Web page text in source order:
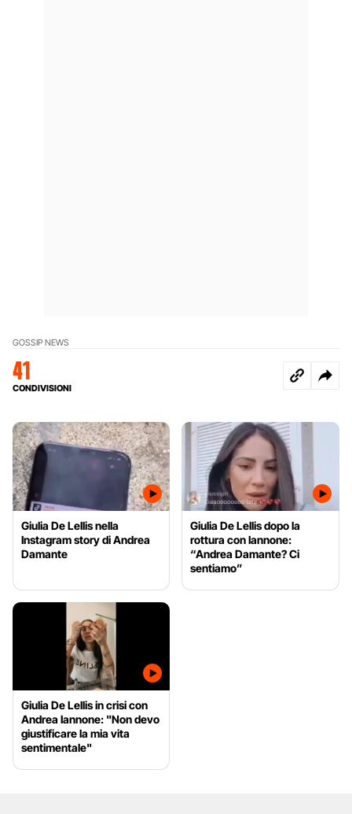
GOSSIP NEWS
41
CONDIVISIONI
Giulia De Lellis nella
Instagram story di Andrea
Damante
Giulia De Lellis dopo la
rottura con Iannone:
“Andrea Damante? Ci
sentiamo”
Giulia De Lellis in crisi con
Andrea Iannone: "Non devo
giustificare la mia vita
sentimentale"